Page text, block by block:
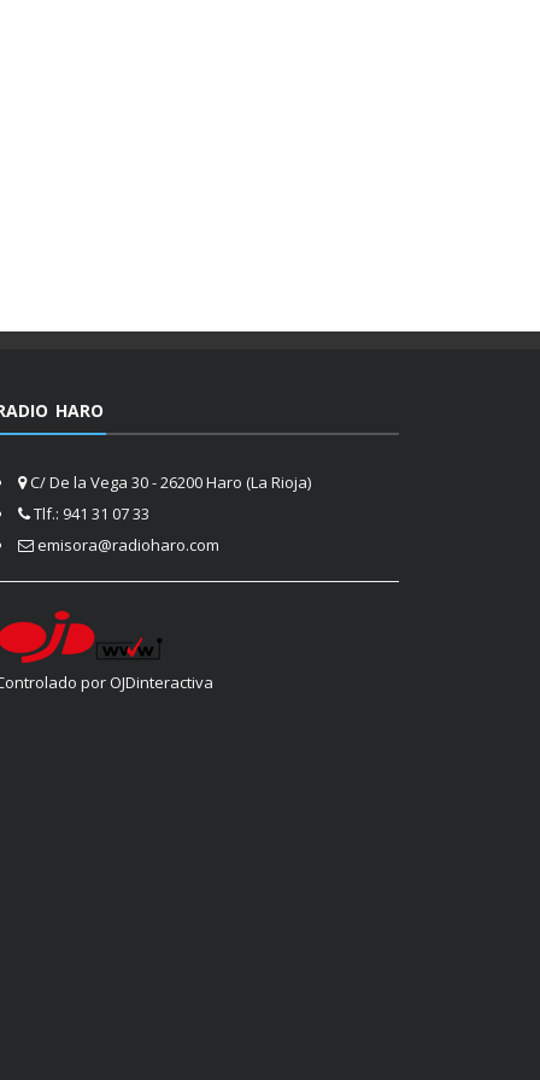
HARO
C/ De la Vega 30 - 26200 Haro (La Rioja)
Tlf.: 941 31 07 33
emisora@radioharo.com
por OJDinteractiva